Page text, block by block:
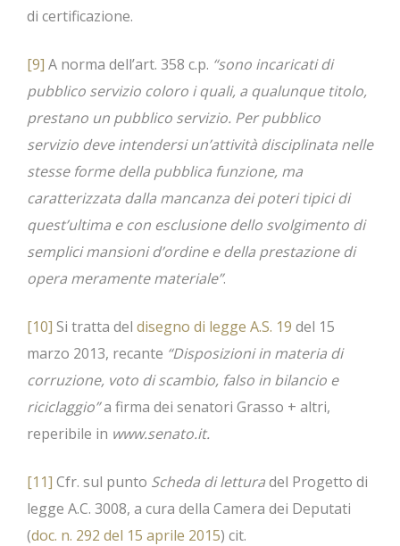
di certificazione.
[9] A norma dell’art. 358 c.p. “sono incaricati di
pubblico servizio coloro i quali, a qualunque titolo,
prestano un pubblico servizio. Per pubblico
servizio deve intendersi un’attività disciplinata nelle
stesse forme della pubblica funzione, ma
caratterizzata dalla mancanza dei poteri tipici di
quest’ultima e con esclusione dello svolgimento di
semplici mansioni d’ordine e della prestazione di
opera meramente materiale”.
[10] Si tratta del disegno di legge A.S. 19 del 15
marzo 2013, recante “Disposizioni in materia di
corruzione, voto di scambio, falso in bilancio e
riciclaggio”a firma dei senatori Grasso + altri,
reperibile in www.senato.it.
[11] Cfr. sul punto Scheda di letturadel Progetto di
legge A.C. 3008, a cura della Camera dei Deputati
(doc. n. 292 del 15 aprile 2015) cit.